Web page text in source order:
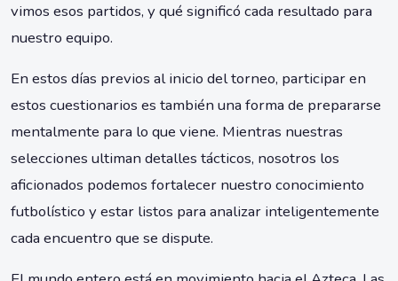
vimos esos partidos, y qué significó cada resultado para
nuestro equipo.
En estos días previos al inicio del torneo, participar en
estos cuestionarios es también una forma de prepararse
mentalmente para lo que viene. Mientras nuestras
selecciones ultiman detalles tácticos, nosotros los
aficionados podemos fortalecer nuestro conocimiento
futbolístico y estar listos para analizar inteligentemente
cada encuentro que se dispute.